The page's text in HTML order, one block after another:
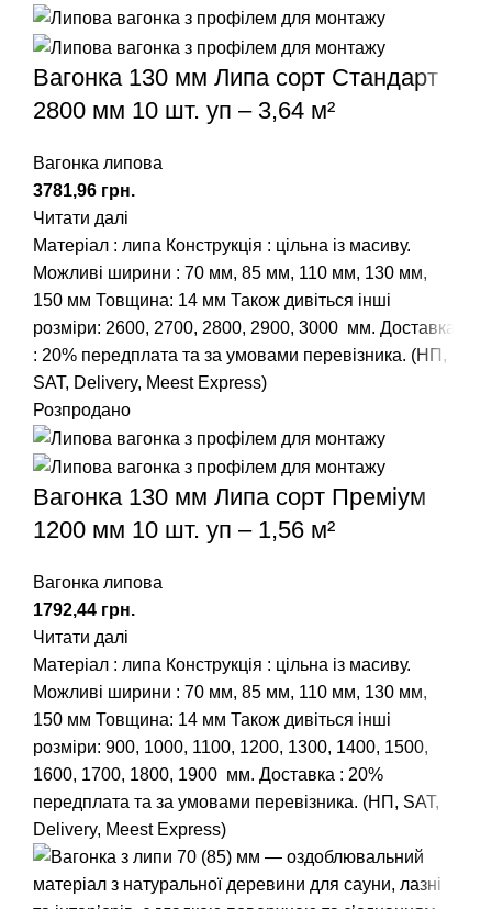
Вагонка 130 мм Липа сорт Стандарт
2800 мм 10 шт. уп – 3,64 м²
Вагонка липова
грн.
Читати далі
Матеріал : липа Конструкція : цільна із масиву.
Можливі ширини : 70 мм, 85 мм, 110 мм, 130 мм,
150 мм Товщина: 14 мм Також дивіться інші
розміри: 2600, 2700, 2800, 2900, 3000 мм. Доставка
: 20% передплата та за умовами перевізника. (НП,
SAT, Delivery, Meest Express)
Розпродано
Вагонка 130 мм Липа сорт Преміум
1200 мм 10 шт. уп – 1,56 м²
Вагонка липова
грн.
Читати далі
Матеріал : липа Конструкція : цільна із масиву.
Можливі ширини : 70 мм, 85 мм, 110 мм, 130 мм,
150 мм Товщина: 14 мм Також дивіться інші
розміри: 900, 1000, 1100, 1200, 1300, 1400, 1500,
1600, 1700, 1800, 1900 мм. Доставка : 20%
передплата та за умовами перевізника. (НП, SAT,
Delivery, Meest Express)